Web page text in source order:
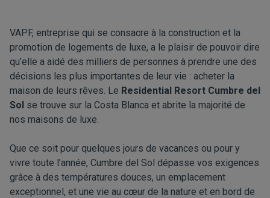
VAPF, entreprise qui se consacre à la construction et la
promotion de logements de luxe, a le plaisir de pouvoir dire
qu’elle a aidé des milliers de personnes à prendre une des
décisions les plus importantes de leur vie : acheter la
maison de leurs rêves. Le Residential Resort Cumbre del
Sol se trouve sur la Costa Blanca et abrite la majorité de
nos maisons de luxe.
Que ce soit pour quelques jours de vacances ou pour y
vivre toute l’année, Cumbre del Sol dépasse vos exigences
grâce à des températures douces, un emplacement
exceptionnel, et une vie au cœur de la nature et en bord de